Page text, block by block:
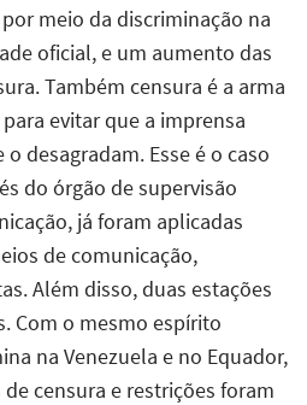
meio da discriminação na
oficial, e um aumento das
Também censura é a arma
evitar que a imprensa
desagradam. Esse é o caso
do órgão de supervisão
já foram aplicadas
de comunicação,
Além disso, duas estações
Com o mesmo espírito
na Venezuela e no Equador,
censura e restrições foram